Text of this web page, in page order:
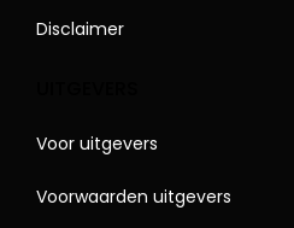
Disclaimer
Voor uitgevers
Voorwaarden uitgevers